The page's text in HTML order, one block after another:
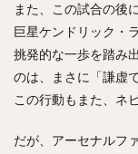
また、この試合の後
巨星ケンドリック・
挑発的な一歩を踏み
のは、まさに「謙虚
この行動もまた、ネ
だが、アーセナルフ